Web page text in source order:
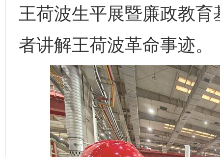
王荷波生平展暨廉政教
者讲解王荷波革命事迹。